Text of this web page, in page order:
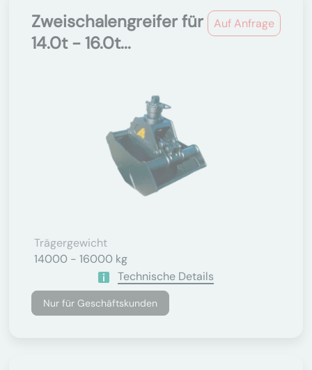
Auf Anfrage
Zweischalengreifer für
14.0t - 16.0t...
Trägergewicht
14000 - 16000 kg
Technische Details
Nur für Geschäftskunden